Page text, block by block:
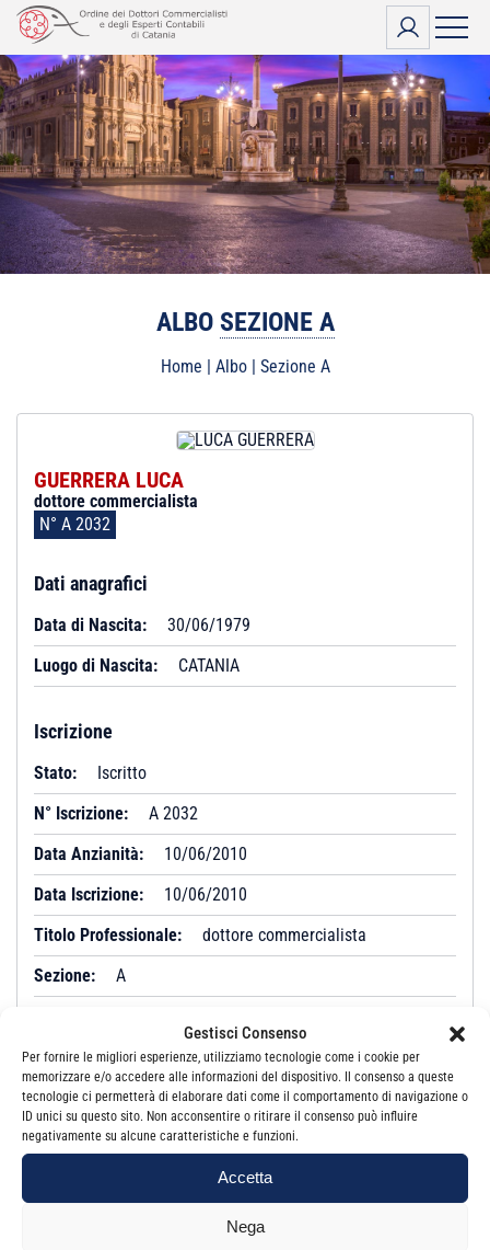
Gestisci Consenso
Per fornire le migliori esperienze, utilizziamo tecnologie come i cookie per
memorizzare e/o accedere alle informazioni del dispositivo. Il consenso a queste
tecnologie ci permetterà di elaborare dati come il comportamento di navigazione o
ID unici su questo sito. Non acconsentire o ritirare il consenso può influire
negativamente su alcune caratteristiche e funzioni.
Accetta
Nega
Vai
contenuto
ALBO SEZIONE A
Home | Albo| Sezione A
GUERRERA LUCA
dottore commercialista
N° A 2032
Dati anagrafici
Data di Nascita:
30/06/1979
Luogo di Nascita:
CATANIA
Iscrizione
Stato:
Iscritto
N° Iscrizione:
A 2032
Data Anzianità:
10/06/2010
Data Iscrizione:
10/06/2010
Titolo Professionale:
dottore commercialista
Sezione:
A
Iscrizione:
Albo
Studio
PEC:
luca.guerrera@pec.odcec.ct.it